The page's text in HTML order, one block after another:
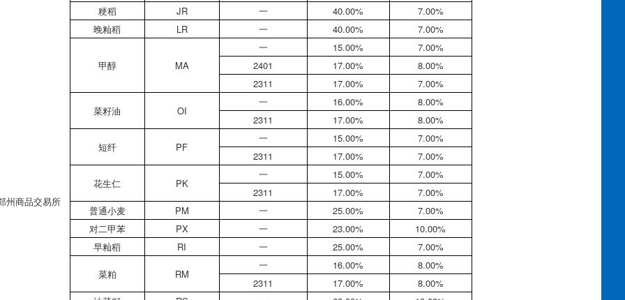
州商品交易所
粳稻
JR 一 40.00%
7.00%
晚籼稻
LR 一 40.00% 7.00%
甲醇 MA
一 15.00%
7.00%
2401
17.00%
8.00%
2311
17.00% 7.00%
菜籽油 OI
一 16.00%
8.00%
2311
17.00% 8.00%
短纤 PF
一 15.00%
7.00%
2311
17.00% 7.00%
花生仁 PK
一 15.00%
7.00%
2311
17.00%
7.00%
普通小麦
PM 一 25.00%
7.00%
对二甲苯
PX 一 23.00%
10.00%
早籼稻
RI 一 25.00% 7.00%
菜粕 RM
一 16.00%
8.00%
2311
17.00%
8.00%